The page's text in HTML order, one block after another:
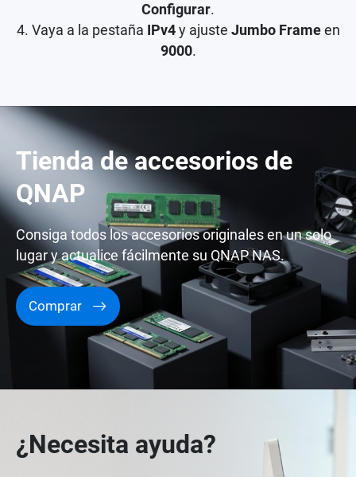
Configurar.
4. Vaya a la pestaña IPv4y ajuste Jumbo Frameen
9000.
Tienda de accesorios de
QNAP
Consiga todos los accesorios originales en un solo
lugar y actualice fácilmente su QNAP NAS.
Comprar
¿Necesita ayuda?